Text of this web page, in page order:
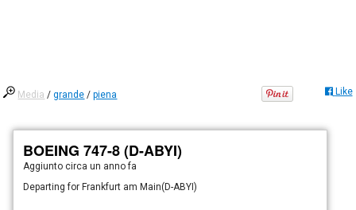
Media /grande /piena Like
BOEING 747-8 (D-ABYI)
Aggiunto circa un anno fa
Departing for Frankfurt am Main(D-ABYI)